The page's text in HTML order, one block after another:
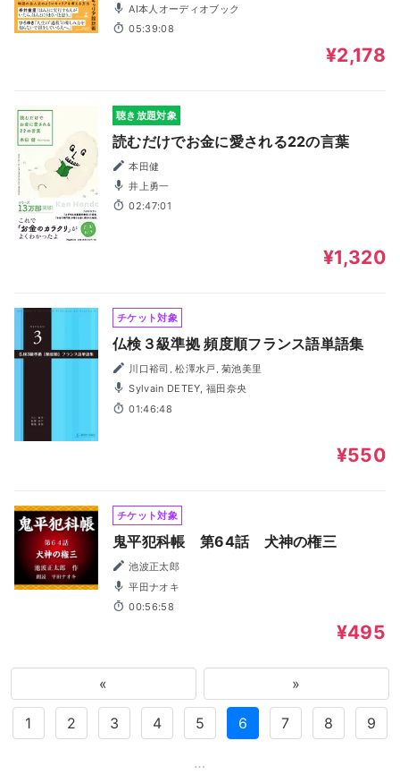
AI本人オーディオブック
05:39:08
¥2,178
聴き放題対象
読むだけでお金に愛される22の言葉
本田健
井上勇一
02:47:01
¥1,320
チケット対象
仏検３級準拠 頻度順フランス語単語集
川口裕司, 松澤水戸, 菊池美里
Sylvain DETEY, 福田奈央
01:46:48
¥550
チケット対象
鬼平犯科帳 第64話 犬神の権三
池波正太郎
平田ナオキ
00:56:58
¥495
« »
1 2 3 4 5 6 7 8 9
…